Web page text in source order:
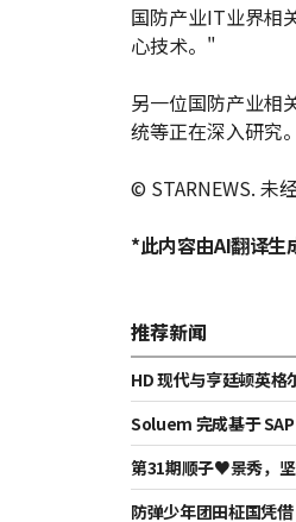
国防产业IT业界相
心技术。"
另一位国防产业相
统等正在深入研究
© STARNEWS. 未
*此内容由AI翻译生
推荐新闻
HD 现代与亨廷顿英格
Soluem 完成基于
第31期顺子♥景秀，
防弹少年团田柾国凭